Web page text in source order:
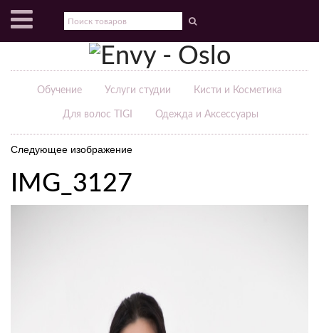
Обучение Услуги студии Кисти и Косметика
Для волос TIGI Одежда и Аксессуары
Следующее изображение
IMG_3127